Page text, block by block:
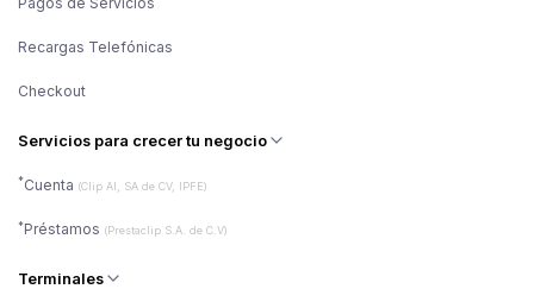
Terminales
Recargas Telefónicas
Checkout
Servicios para crecer tu negocio
*Cuenta (Clip AI, SA de CV, IPFE)
*Préstamos (Prestaclip S.A. de C.V)